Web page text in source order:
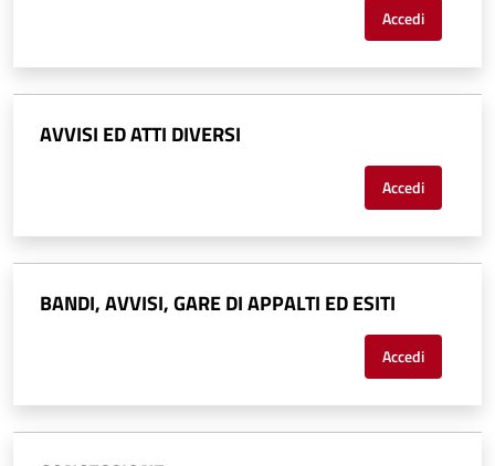
Accedi
AVVISI ED ATTI DIVERSI
Accedi
BANDI, AVVISI, GARE DI APPALTI ED ESITI
Accedi